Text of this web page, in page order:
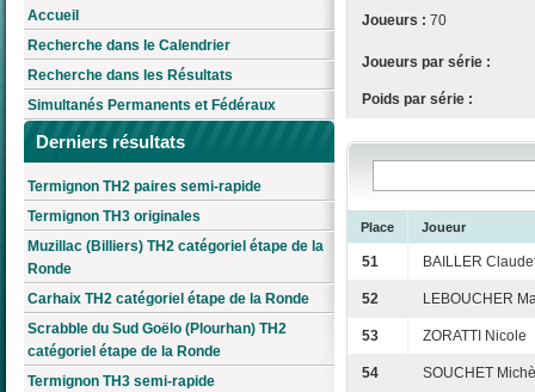
Accueil
Recherche dans le Calendrier
Recherche dans les Résultats
Simultanés Permanents et Fédéraux
Derniers résultats
Termignon TH2 paires semi-rapide
Termignon TH3 originales
Muzillac (Billiers) TH2 catégoriel étape de la
Ronde
Carhaix TH2 catégoriel étape de la Ronde
Scrabble du Sud Goëlo (Plourhan) TH2
catégoriel étape de la Ronde
Termignon TH3 semi-rapide
Joueurs : 70
Joueurs par série :
Poids par série :
Place Joueur
51 BAILLER
52 LEBOUCHER
53 ZORATTI Nicole
54 SOUCHET